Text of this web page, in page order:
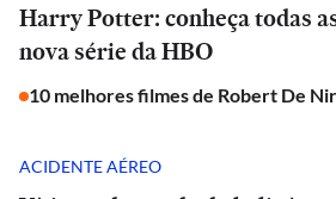
Harry Potter: conheça todas
nova série da HBO
10 melhores filmes de Robert De
ACIDENTE AÉREO